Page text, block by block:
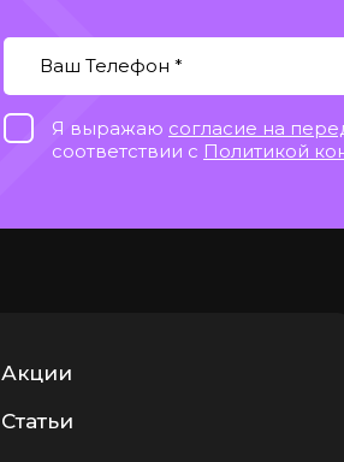
Я выражаю согласие на
соответствии с Политикой
Акции
Статьи